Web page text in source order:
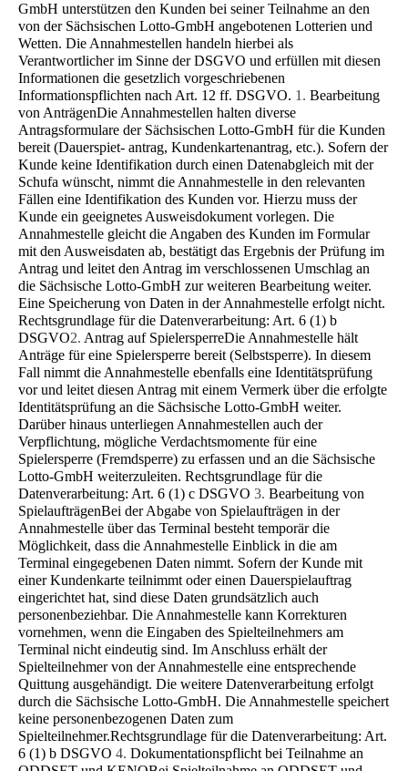
GmbH unterstützen den Kunden bei seiner Teilnahme an den
von der Säch­sischen Lotto-GmbH angebotenen Lotterien und
Wetten. Die Annahmestellen handeln hierbei als
Verantwortlicher im Sinne der DSGVO und erfüllen mit diesen
Informationen die gesetzlich vorgeschriebenen
Informationspflichten nach Art. 12 ff. DSGVO. 1. Bearbeitung
von AnträgenDie Annahmestellen halten diverse
Antragsformulare der Sächsischen Lotto-GmbH für die Kunden
bereit (Dauerspiet- antrag, Kundenkartenantrag, etc.). Sofern der
Kunde keine Identifikation durch einen Datenabgleich mit der
Schufa wünscht, nimmt die Annahmestelle in den relevanten
Fällen eine Identifikation des Kunden vor. Hierzu muss der
Kunde ein geeignetes Ausweisdokument vorlegen. Die
Annahmestelle gleicht die Angaben des Kunden im Formular
mit den Ausweisdaten ab, bestätigt das Ergebnis der Prüfung im
Antrag und leitet den Antrag im verschlossenen Umschlag an
die Sächsische Lotto-GmbH zur weiteren Bearbeitung weiter.
Eine Speicherung von Daten in der Annahmestelle erfolgt nicht.
Rechtsgrundlage für die Datenverarbeitung: Art. 6 (1) b
DSGVO2. Antrag auf SpielersperreDie Annahmestelle hält
Anträge für eine Spielersperre bereit (Selbstsperre). In diesem
Fall nimmt die Annahmestelle ebenfalls eine Identitätsprüfung
vor und leitet diesen Antrag mit einem Vermerk über die erfolgte
Identitätsprüfung an die Sächsische Lotto-GmbH weiter.
Darüber hinaus unterliegen Annahmestellen auch der
Verpflichtung, mögliche Ver­dachtsmomente für eine
Spielersperre (Fremdsperre) zu erfassen und an die Sächsische
Lotto-GmbH weiterzuleiten. Rechtsgrundlage für die
Datenverarbeitung: Art. 6 (1) c DSGVO 3. Bearbeitung von
SpielaufträgenBei der Abgabe von Spielaufträgen in der
Annahmestelle über das Terminal besteht temporär die
Möglichkeit, dass die Annahmestelle Einblick in die am
Terminal eingegebenen Daten nimmt. Sofern der Kunde mit
einer Kundenkarte teil­nimmt oder einen Dauerspielauftrag
eingerichtet hat, sind diese Daten grundsätzlich auch
personenbeziehbar. Die An­nahmestelle kann Korrekturen
vornehmen, wenn die Eingaben des Spielteilnehmers am
Terminal nicht eindeutig sind. Im Anschluss erhält der
Spielteilnehmer von der Annahmestelle eine entsprechende
Quittung ausgehändigt. Die weitere Datenverarbeitung erfolgt
durch die Sächsische Lotto-GmbH. Die Annahmestelle speichert
keine personenbezogenen Daten zum
Spielteilnehmer.Rechtsgrundlage für die Datenverarbeitung: Art.
6 (1) b DSGVO 4. Dokumentationspflicht bei Teilnahme an